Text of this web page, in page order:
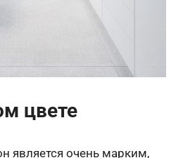
цвете
является очень марким,